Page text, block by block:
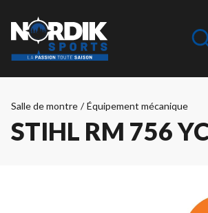
Salle de montre / Équipement mécanique
STIHL RM 756